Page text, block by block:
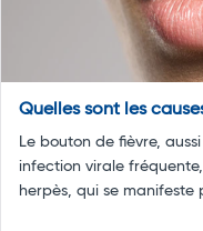
Quelles sont les
Le bouton de fièvre,
infection virale
herpès, qui se manifeste